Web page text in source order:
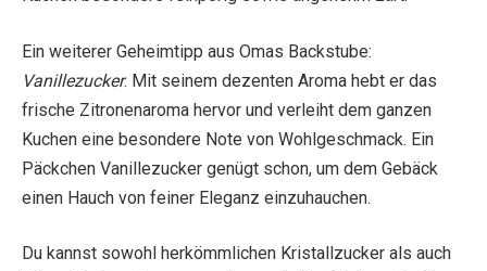
Ein weiterer Geheimtipp aus Omas Backstube:
Vanillezucker. Mit seinem dezenten Aroma hebt er das
frische Zitronenaroma hervor und verleiht dem ganzen
Kuchen eine besondere Note von Wohlgeschmack. Ein
Päckchen Vanillezucker genügt schon, um dem Gebäck
einen Hauch von feiner Eleganz einzuhauchen.
Du kannst sowohl herkömmlichen Kristallzucker als auch